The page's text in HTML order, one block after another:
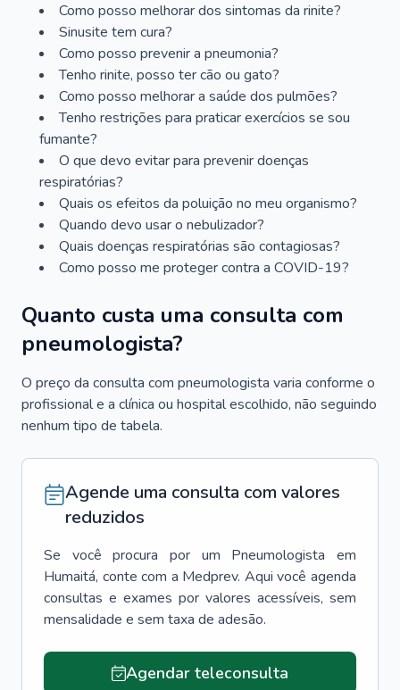
Como posso melhorar dos sintomas da rinite?
Sinusite tem cura?
Como posso prevenir a pneumonia?
Tenho rinite, posso ter cão ou gato?
Como posso melhorar a saúde dos pulmões?
Tenho restrições para praticar exercícios se sou
fumante?
O que devo evitar para prevenir doenças
respiratórias?
Quais os efeitos da poluição no meu organismo?
Quando devo usar o nebulizador?
Quais doenças respiratórias são contagiosas?
Como posso me proteger contra a COVID-19?
Quanto custa uma consulta com
pneumologista?
O preço da consulta com pneumologista varia conforme o
profissional e a clínica ou hospital escolhido, não seguindo
nenhum tipo de tabela.
Agende uma consulta com valores
reduzidos
Se você procura por um Pneumologista
em
Humaitá, conte com a Medprev. Aqui você agenda
consultas e exames por valores acessíveis, sem
mensalidade e sem taxa de adesão.
Agendar teleconsulta